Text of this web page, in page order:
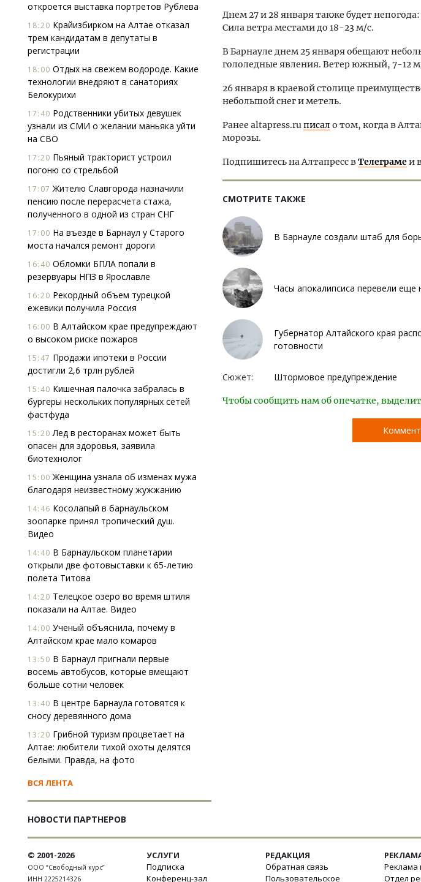
откроется выставка портретов Рублева
18:20 Крайизбирком на Алтае отказал
трем кандидатам в депутаты в
регистрации
18:00 Отдых на свежем водороде. Какие
технологии внедряют в санаториях
Белокурихи
17:40 Родственники убитых девушек
узнали из СМИ о желании маньяка уйти
на СВО
17:20 Пьяный тракторист устроил
погоню со стрельбой
17:07 Жителю Славгорода назначили
пенсию после перерасчета стажа,
полученного в одной из стран СНГ
17:00 На въезде в Барнаул у Старого
моста начался ремонт дороги
16:40 Обломки БПЛА попали в
резервуары НПЗ в Ярославле
16:20 Рекордный объем турецкой
ежевики получила Россия
16:00 В Алтайском крае предупреждают
о высоком риске пожаров
15:47 Продажи ипотеки в России
достигли 2,6 трлн рублей
15:40 Кишечная палочка забралась в
бургеры нескольких популярных сетей
фастфуда
15:20 Лед в ресторанах может быть
опасен для здоровья, заявила
биотехнолог
15:00 Женщина узнала об изменах мужа
благодаря неизвестному жужжанию
14:46 Косолапый в барнаульском
зоопарке принял тропический душ.
Видео
14:40 В Барнаульском планетарии
открыли две фотовыставки к 65-летию
полета Титова
14:20 Телецкое озеро во время штиля
показали на Алтае. Видео
14:00 Ученый объяснила, почему в
Алтайском крае мало комаров
13:50 В Барнаул пригнали первые
восемь автобусов, которые вмещают
больше сотни человек
13:40 В центре Барнаула готовятся к
сносу деревянного дома
13:20 Грибной туризм процветает на
Алтае: любители тихой охоты делятся
белыми. Правда, на фото
ВСЯ ЛЕНТА
НОВОСТИ ПАРТНЕРОВ
Днем 27 и 28 января также будет
Сила ветра местами до 18-23 м/с.
В Барнауле днем 25 января обещают
гололедные явления. Ветер южный, 7-12
26 января в краевой столице
небольшой снег и метель.
Ранее altapress.ruписало том, когда в
морозы.
Подпишитесь на Алтапресс вТелеграмеи
СМОТРИТЕ ТАКЖЕ
В Барнауле создали штаб для
Часы апокалипсиса перевели еще
Губернатор Алтайского края
готовности
Сюжет: Штормовое предупреждение
Чтобы сообщить нам об опечатке,
© 2001-2026
ООО “Свободный курс”
ИНН 2225214326
УСЛУГИ
Подписка
Конференц-зал
РЕДАКЦИЯ
Обратная связь
Пользовательское
Реклама
Отдел